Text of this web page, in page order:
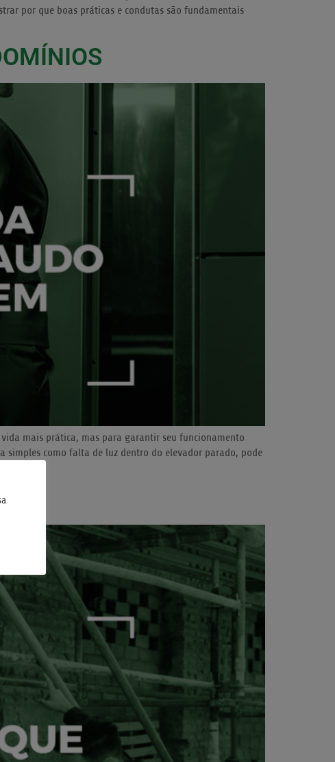
por que boas práticas e condutas são fundamentais
mais prática, mas para garantir seu funcionamento
simples como falta de luz dentro do elevador parado, pode